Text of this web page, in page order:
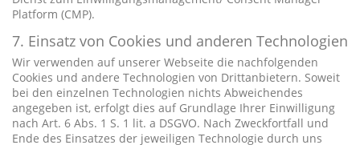
Platform (CMP).
7. Einsatz von Cookies und anderen Technologien
Wir verwenden auf unserer Webseite die nachfolgenden
Cookies und andere Technologien von Drittanbietern. Soweit
bei den einzelnen Technologien nichts Abweichendes
angegeben ist, erfolgt dies auf Grundlage Ihrer Einwilligung
nach Art. 6 Abs. 1 S. 1 lit. a DSGVO. Nach Zweckfortfall und
Ende des Einsatzes der jeweiligen Technologie durch uns